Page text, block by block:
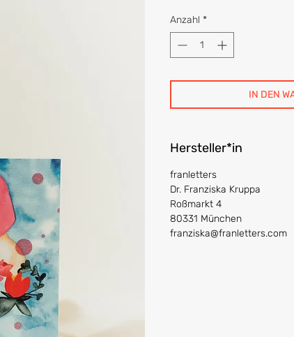
Anzahl *
IN DEN
Hersteller*in
franletters
Dr. Franziska Kruppa
Roßmarkt 4
80331 München
franziska@franletters.com